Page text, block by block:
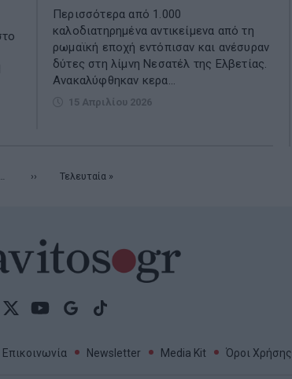
Περισσότερα από 1.000
καλοδιατηρημένα αντικείμενα από τη
ρωμαϊκή εποχή εντόπισαν και ανέσυραν
δύτες στη λίμνη Νεσατέλ της Ελβετίας.
Ανακαλύφθηκαν κερα...
15 Απριλίου 2026
… Επόμενη
›› Τελευταία
Τελευταία »
Επικοινωνία Newsletter Media Kit Όροι Χρήσης